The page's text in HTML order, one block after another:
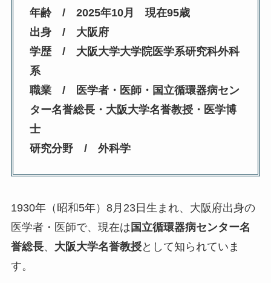
年齢 / 2025年10月 現在95歳
出身 / 大阪府
学歴 / 大阪大学大学院医学系研究科外科
系
職業 / 医学者・医師・国立循環器病セン
ター名誉総長・大阪大学名誉教授・医学博
士
研究分野 / 外科学
1930年（昭和5年）8月23日生まれ、大阪府出身の
医学者・医師で、現在は 国立循環器病センター名
誉総長、 大阪大学名誉教授として知られていま
す。